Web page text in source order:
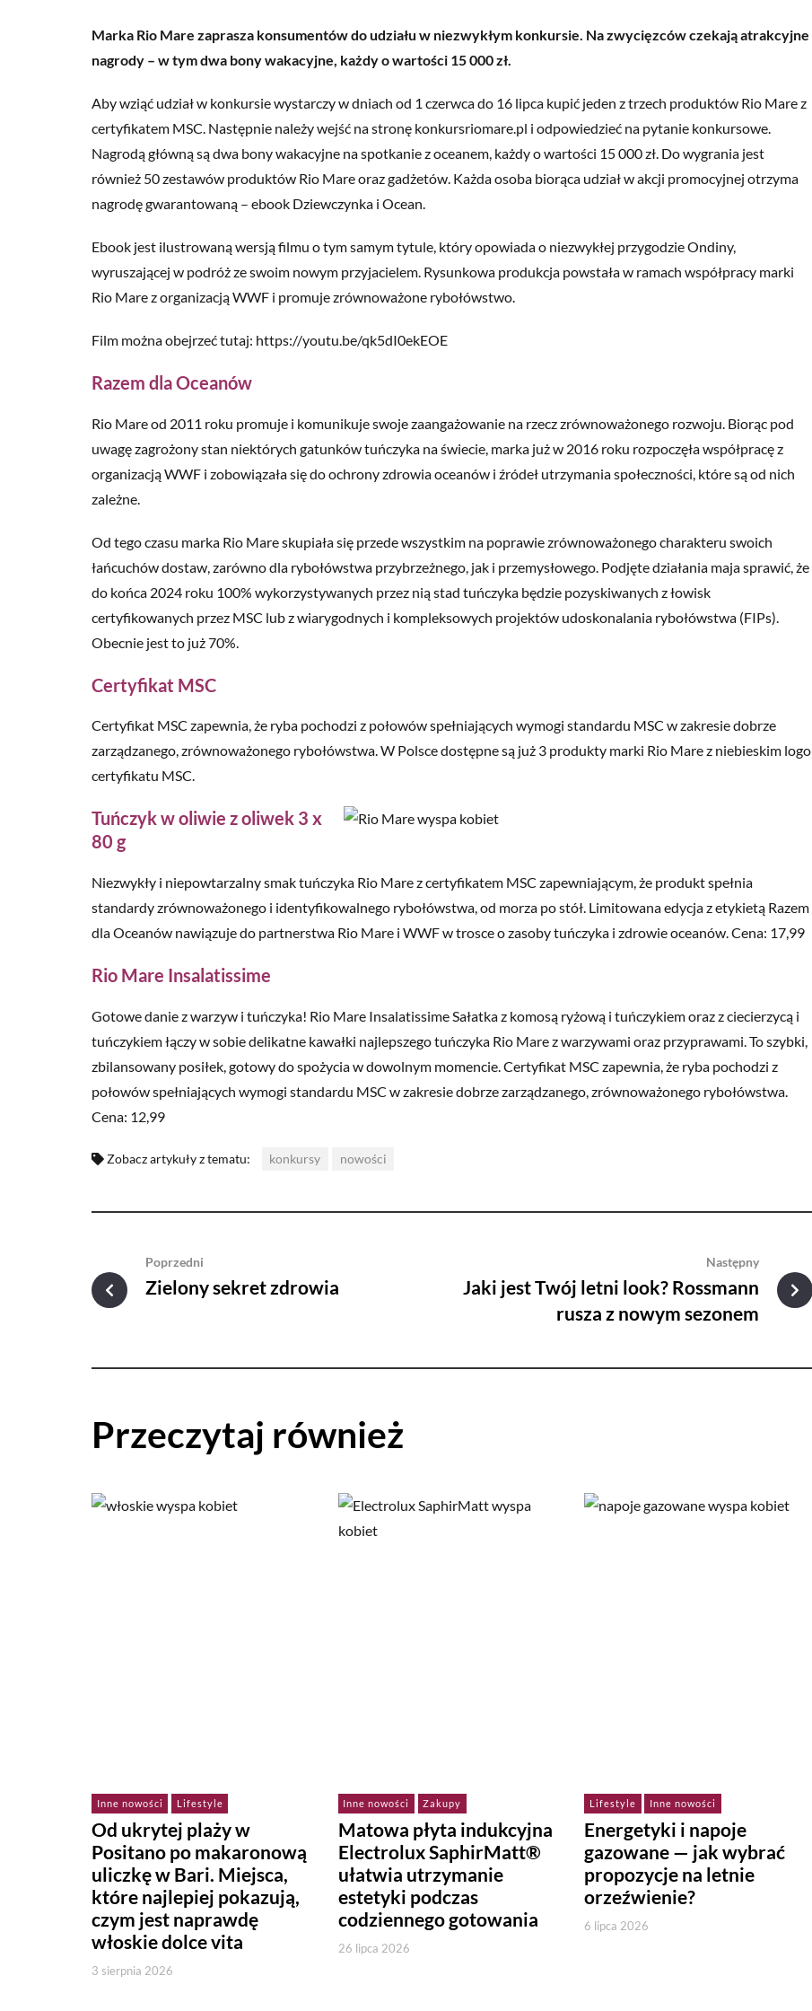
Marka Rio Mare zaprasza konsumentów do udziału w niezwykłym konkursie. Na zwycięzców czekają atrakcyjne
nagrody – w tym dwa bony wakacyjne, każdy o wartości 15 000 zł.
Aby wziąć udział w konkursie wystarczy w dniach od 1 czerwca do 16 lipca kupić jeden z trzech produktów Rio Mare z
certyfikatem MSC. Następnie należy wejść na stronę konkursriomare.pl i odpowiedzieć na pytanie konkursowe.
Nagrodą główną są dwa bony wakacyjne na spotkanie z oceanem, każdy o wartości 15 000 zł. Do wygrania jest
również 50 zestawów produktów Rio Mare oraz gadżetów. Każda osoba biorąca udział w akcji promocyjnej otrzyma
nagrodę gwarantowaną – ebook Dziewczynka i Ocean.
Ebook jest ilustrowaną wersją filmu o tym samym tytule, który opowiada o niezwykłej przygodzie Ondiny,
wyruszającej w podróż ze swoim nowym przyjacielem. Rysunkowa produkcja powstała w ramach współpracy marki
Rio Mare z organizacją WWF i promuje zrównoważone rybołówstwo.
Film można obejrzeć tutaj: https://youtu.be/qk5dI0ekEOE
Razem dla Oceanów
Rio Mare od 2011 roku promuje i komunikuje swoje zaangażowanie na rzecz zrównoważonego rozwoju. Biorąc pod
uwagę zagrożony stan niektórych gatunków tuńczyka na świecie, marka już w 2016 roku rozpoczęła współpracę z
organizacją WWF i zobowiązała się do ochrony zdrowia oceanów i źródeł utrzymania społeczności, które są od nich
zależne.
Od tego czasu marka Rio Mare skupiała się przede wszystkim na poprawie zrównoważonego charakteru swoich
łańcuchów dostaw, zarówno dla rybołówstwa przybrzeżnego, jak i przemysłowego. Podjęte działania maja sprawić, że
do końca 2024 roku 100% wykorzystywanych przez nią stad tuńczyka będzie pozyskiwanych z łowisk
certyfikowanych przez MSC lub z wiarygodnych i kompleksowych projektów udoskonalania rybołówstwa (FIPs).
Obecnie jest to już 70%.
Certyfikat MSC
Certyfikat MSC zapewnia, że ryba pochodzi z połowów spełniających wymogi standardu MSC w zakresie dobrze
zarządzanego, zrównoważonego rybołówstwa. W Polsce dostępne są już 3 produkty marki Rio Mare z niebieskim logo
certyfikatu MSC.
Tuńczyk w oliwie z oliwek 3 x
80 g
Niezwykły i niepowtarzalny smak tuńczyka Rio Mare z certyfikatem MSC zapewniającym, że produkt spełnia
standardy zrównoważonego i identyfikowalnego rybołówstwa, od morza po stół. Limitowana edycja z etykietą Razem
dla Oceanów nawiązuje do partnerstwa Rio Mare i WWF w trosce o zasoby tuńczyka i zdrowie oceanów. Cena: 17,99
Rio Mare Insalatissime
Gotowe danie z warzyw i tuńczyka! Rio Mare Insalatissime Sałatka z komosą ryżową i tuńczykiem oraz z ciecierzycą i
tuńczykiem łączy w sobie delikatne kawałki najlepszego tuńczyka Rio Mare z warzywami oraz przyprawami. To szybki,
zbilansowany posiłek, gotowy do spożycia w dowolnym momencie. Certyfikat MSC zapewnia, że ryba pochodzi z
połowów spełniających wymogi standardu MSC w zakresie dobrze zarządzanego, zrównoważonego rybołówstwa.
Cena: 12,99
Zobacz artykuły z tematu: konkursy nowości
Poprzedni
Zielony sekret zdrowia
Następny
Jaki jest Twój letni look? Rossmann
rusza z nowym sezonem
Przeczytaj również
Inne nowości Lifestyle
Od ukrytej plaży w
Positano po makaronową
uliczkę w Bari. Miejsca,
które najlepiej pokazują,
czym jest naprawdę
włoskie dolce vita
3 sierpnia 2026
Inne nowości Zakupy
Matowa płyta indukcyjna
Electrolux SaphirMatt®
ułatwia utrzymanie
estetyki podczas
codziennego gotowania
26 lipca 2026
Lifestyle Inne nowości
Energetyki i napoje
gazowane — jak wybrać
propozycje na letnie
orzeźwienie?
6 lipca 2026